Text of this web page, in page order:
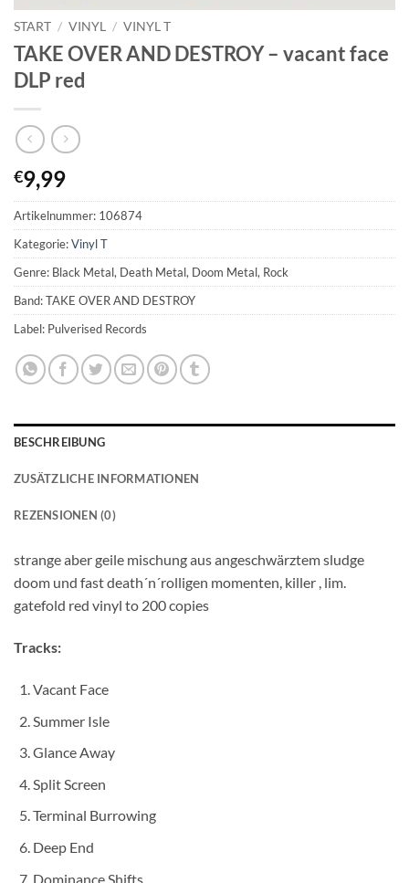
START / VINYL / VINYL T
TAKE OVER AND DESTROY – vacant face
DLP red
€9,99
Artikelnummer: 106874
Kategorie:Vinyl T
Genre: Black Metal, Death Metal, Doom Metal, Rock
Band: TAKE OVER AND DESTROY
Label: Pulverised Records
BESCHREIBUNG
ZUSÄTZLICHE INFORMATIONEN
REZENSIONEN (0)
strange aber geile mischung aus angeschwärztem sludge
doom und fast death´n´rolligen momenten, killer , lim.
gatefold red vinyl to 200 copies
Tracks:
Vacant Face
Summer Isle
Glance Away
Split Screen
Terminal Burrowing
Deep End
Dominance Shifts